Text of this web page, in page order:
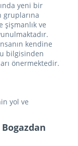
yeni bir
gruplarına
şişmanlık ve
kendine
bilgisinden
önermektedir.
yol ve